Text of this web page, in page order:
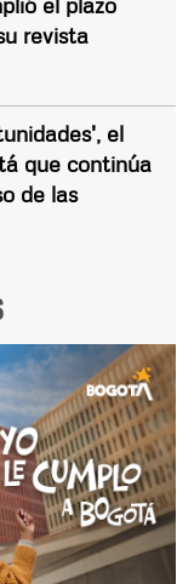
revista
el
que continúa
de las